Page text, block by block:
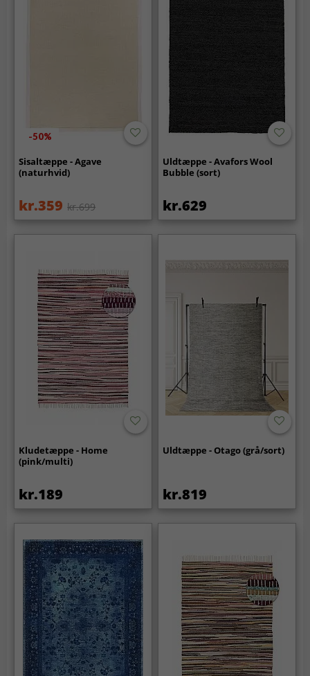
-50%
Sisaltæppe - Agave
(naturhvid)
kr.359 kr.699
Uldtæppe - Avafors Wool
Bubble (sort)
kr.629
Kludetæppe - Home
(pink/multi)
kr.189
Uldtæppe - Otago (grå/sort)
kr.819